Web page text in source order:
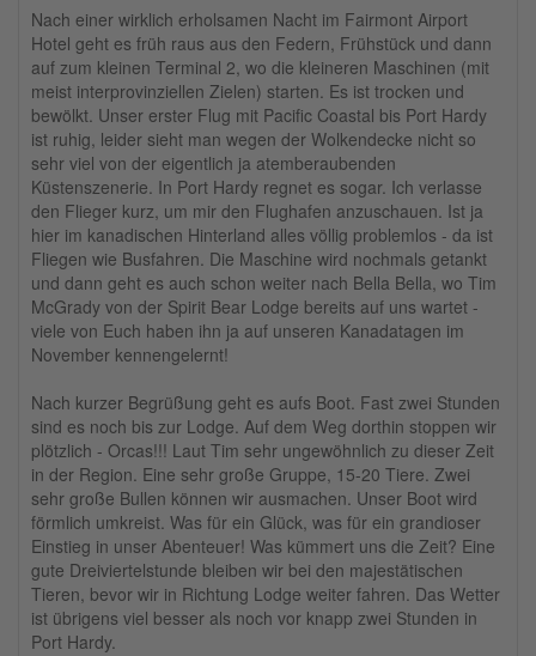
Nach einer wirklich erholsamen Nacht im Fairmont Airport
Hotel geht es früh raus aus den Federn, Frühstück und dann
auf zum kleinen Terminal 2, wo die kleineren Maschinen (mit
meist interprovinziellen Zielen) starten. Es ist trocken und
bewölkt. Unser erster Flug mit Pacific Coastal bis Port Hardy
ist ruhig, leider sieht man wegen der Wolkendecke nicht so
sehr viel von der eigentlich ja atemberaubenden
Küstenszenerie. In Port Hardy regnet es sogar. Ich verlasse
den Flieger kurz, um mir den Flughafen anzuschauen. Ist ja
hier im kanadischen Hinterland alles völlig problemlos - da ist
Fliegen wie Busfahren. Die Maschine wird nochmals getankt
und dann geht es auch schon weiter nach Bella Bella, wo Tim
McGrady von der Spirit Bear Lodge bereits auf uns wartet -
viele von Euch haben ihn ja auf unseren Kanadatagen im
November kennengelernt!
Nach kurzer Begrüßung geht es aufs Boot. Fast zwei Stunden
sind es noch bis zur Lodge. Auf dem Weg dorthin stoppen wir
plötzlich - Orcas!!! Laut Tim sehr ungewöhnlich zu dieser Zeit
in der Region. Eine sehr große Gruppe, 15-20 Tiere. Zwei
sehr große Bullen können wir ausmachen. Unser Boot wird
förmlich umkreist. Was für ein Glück, was für ein grandioser
Einstieg in unser Abenteuer! Was kümmert uns die Zeit? Eine
gute Dreiviertelstunde bleiben wir bei den majestätischen
Tieren, bevor wir in Richtung Lodge weiter fahren. Das Wetter
ist übrigens viel besser als noch vor knapp zwei Stunden in
Port Hardy.